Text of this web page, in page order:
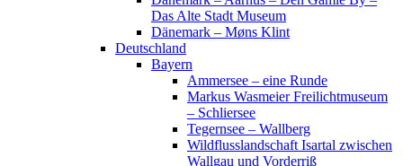
Das Alte Stadt Museum
Dänemark – Møns Klint
Deutschland
Bayern
Ammersee – eine Runde
Markus Wasmeier Freilichtmuseum
– Schliersee
Tegernsee – Wallberg
Wildflusslandschaft Isartal zwischen
Wallgau und Vorderriß